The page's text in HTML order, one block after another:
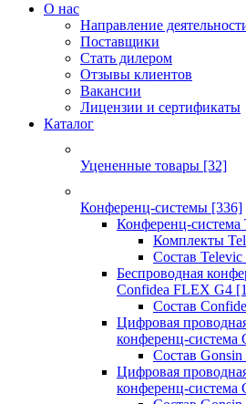
О нас
Направление
Поставщики
Стать дилером
Отзывы клиентов
Вакансии
Лицензии и сертификаты
Каталог
Уцененные товары [32]
Конференц-системы [336]
Конференц-система
Комплекты
Состав Televic
Беспроводная
Confidea FLEX G4
Состав
Цифровая
конференц-система
Состав
Цифровая
конференц-система